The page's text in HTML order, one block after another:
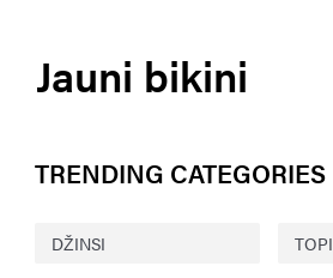
Jauni bikini
TRENDING CATEGORIES
DŽINSI TOPI